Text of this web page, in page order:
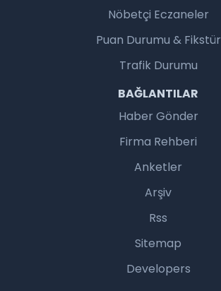
Nöbetçi Eczaneler
Puan Durumu & Fikstür
Trafik Durumu
BAĞLANTILAR
Haber Gönder
Firma Rehberi
Anketler
Arşiv
Rss
Sitemap
Developers